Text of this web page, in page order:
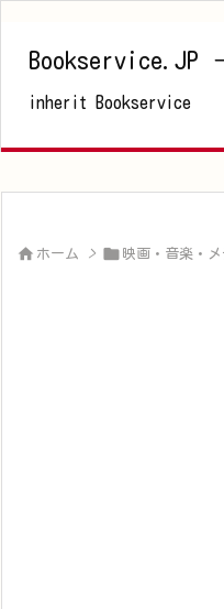
Bookservice.JP
inherit Bookservice
 ホーム >  映画・音楽・